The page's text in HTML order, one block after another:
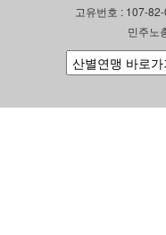
고유번호 : 107-
민주노